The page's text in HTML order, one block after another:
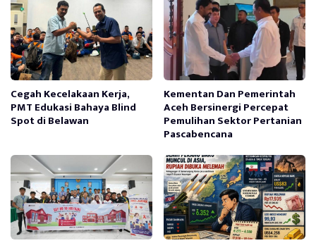
Cegah Kecelakaan Kerja,
PMT Edukasi Bahaya Blind
Spot di Belawan
Kementan Dan Pemerintah
Aceh Bersinergi Percepat
Pemulihan Sektor Pertanian
Pascabencana